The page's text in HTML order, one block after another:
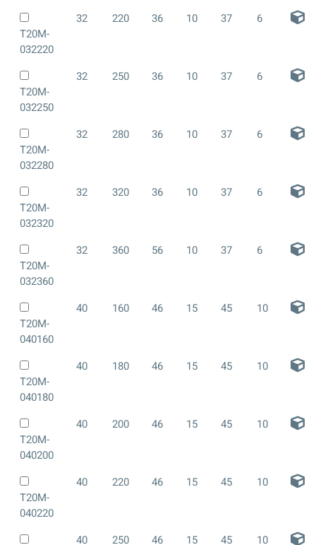
T20M-
032220
32 220 36 10 37 6
T20M-
032250
32 250 36 10 37 6
T20M-
032280
32 280 36 10 37 6
T20M-
032320
32 320 36 10 37 6
T20M-
032360
32 360 56 10 37 6
T20M-
040160
40 160 46 15 45 10
T20M-
040180
40 180 46 15 45 10
T20M-
040200
40 200 46 15 45 10
T20M-
040220
40 220 46 15 45 10
40 250 46 15 45 10